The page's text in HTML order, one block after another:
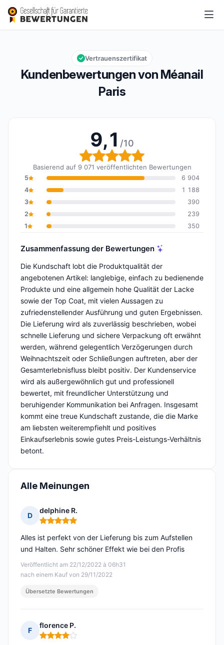
Méanail Paris
Gesamtbewertung: 9,1 von 10
9,1/10
Kundenbewertungen von Méanail
Paris
Vertrauenszertifikat
9,1 /10
Gesamtbewertung: 9,1
Basierend auf 9 071 veröffentlichten Bewertungen
5
6 904
4
1 188
3
390
2
239
1
350
Zusammenfassung der Bewertungen
Die Kundschaft lobt die Produktqualität der
angebotenen Artikel: langlebige, einfach zu bedienende
Produkte und eine allgemein hohe Qualität der Lacke
sowie der Top Coat, mit vielen Aussagen zu
zufriedenstellender Ausführung und guten Ergebnissen.
Die Lieferung wird als zuverlässig beschrieben, wobei
schnelle Lieferung und sichere Verpackung oft erwähnt
werden, während gelegentlich Verzögerungen durch
Weihnachtszeit oder Schließungen auftreten, aber der
Gesamterlebnisfluss bleibt positiv. Der Kundenservice
wird als außergewöhnlich gut und professionell
bewertet, mit freundlicher Unterstützung und
beruhigender Kommunikation bei Anfragen. Insgesamt
kommt eine treue Kundschaft zustande, die die Marke
am liebsten weiterempfiehlt und positives
Einkaufserlebnis sowie gutes Preis-Leistungs-Verhältnis
betont.
Alle Meinungen
D
delphine R.
Hinweis: 5 von 5
Veröffentlicht am 22/12/2022 à 06h31
nach einem Kauf von 29/11/2022
Alles ist perfekt von der Lieferung bis zum Aufstellen
und Halten. Sehr schöner Effekt wie bei den Profis
Übersetzte Bewertungen
F
florence P.
Hinweis: 4 von 5